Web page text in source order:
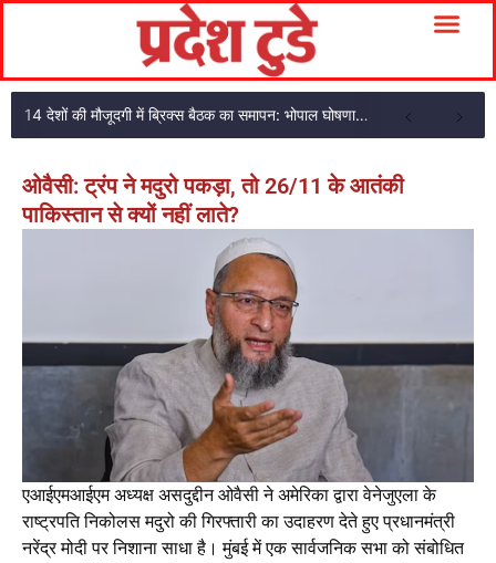
14 देशों की मौजूदगी में ब्रिक्स बैठक का समापन: भोपाल घोषणा पत्र अपनाया
ओवैसी: ट्रंप ने मदुरो पकड़ा, तो 26/11 के आतंकी
पाकिस्तान से क्यों नहीं लाते?
एआईएमआईएम अध्यक्ष असदुद्दीन ओवैसी ने अमेरिका द्वारा वेनेजुएला के
राष्ट्रपति निकोलस मदुरो की गिरफ्तारी का उदाहरण देते हुए प्रधानमंत्री
नरेंद्र मोदी पर निशाना साधा है। मुंबई में एक सार्वजनिक सभा को संबोधित